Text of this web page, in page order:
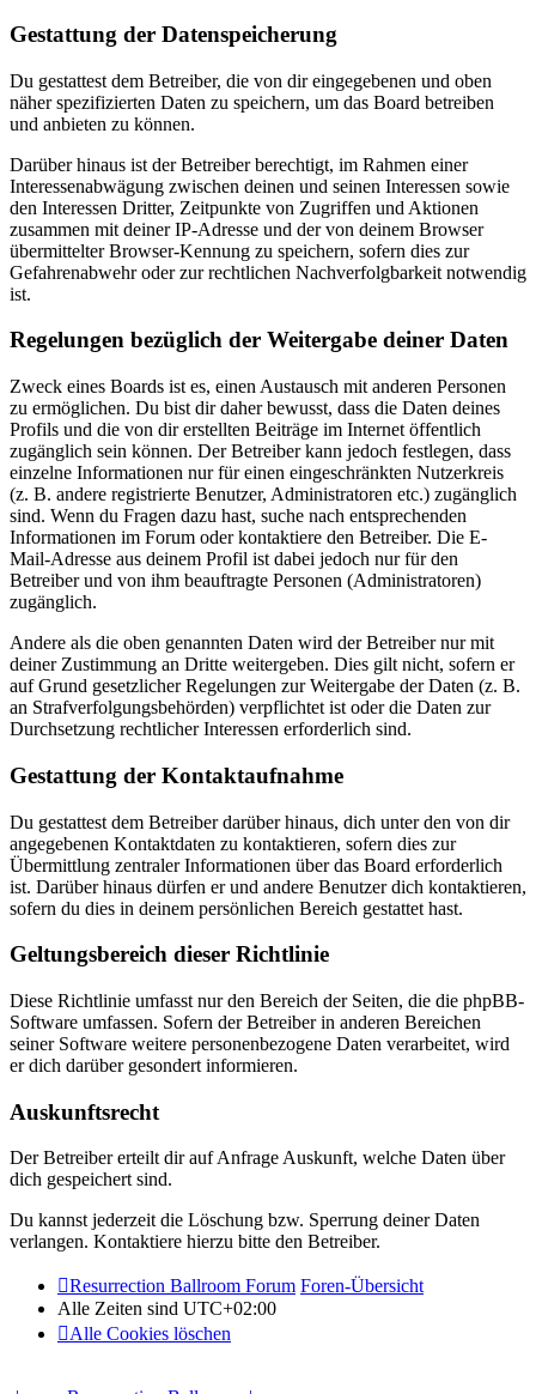
Gestattung der Datenspeicherung
Du gestattest dem Betreiber, die von dir eingegebenen und oben
näher spezifizierten Daten zu speichern, um das Board betreiben
und anbieten zu können.
Darüber hinaus ist der Betreiber berechtigt, im Rahmen einer
Interessenabwägung zwischen deinen und seinen Interessen sowie
den Interessen Dritter, Zeitpunkte von Zugriffen und Aktionen
zusammen mit deiner IP-Adresse und der von deinem Browser
übermittelter Browser-Kennung zu speichern, sofern dies zur
Gefahrenabwehr oder zur rechtlichen Nachverfolgbarkeit notwendig
ist.
Regelungen bezüglich der Weitergabe deiner Daten
Zweck eines Boards ist es, einen Austausch mit anderen Personen
zu ermöglichen. Du bist dir daher bewusst, dass die Daten deines
Profils und die von dir erstellten Beiträge im Internet öffentlich
zugänglich sein können. Der Betreiber kann jedoch festlegen, dass
einzelne Informationen nur für einen eingeschränkten Nutzerkreis
(z. B. andere registrierte Benutzer, Administratoren etc.) zugänglich
sind. Wenn du Fragen dazu hast, suche nach entsprechenden
Informationen im Forum oder kontaktiere den Betreiber. Die E-
Mail-Adresse aus deinem Profil ist dabei jedoch nur für den
Betreiber und von ihm beauftragte Personen (Administratoren)
zugänglich.
Andere als die oben genannten Daten wird der Betreiber nur mit
deiner Zustimmung an Dritte weitergeben. Dies gilt nicht, sofern er
auf Grund gesetzlicher Regelungen zur Weitergabe der Daten (z. B.
an Strafverfolgungsbehörden) verpflichtet ist oder die Daten zur
Durchsetzung rechtlicher Interessen erforderlich sind.
Gestattung der Kontaktaufnahme
Du gestattest dem Betreiber darüber hinaus, dich unter den von dir
angegebenen Kontaktdaten zu kontaktieren, sofern dies zur
Übermittlung zentraler Informationen über das Board erforderlich
ist. Darüber hinaus dürfen er und andere Benutzer dich kontaktieren,
sofern du dies in deinem persönlichen Bereich gestattet hast.
Geltungsbereich dieser Richtlinie
Diese Richtlinie umfasst nur den Bereich der Seiten, die die phpBB-
Software umfassen. Sofern der Betreiber in anderen Bereichen
seiner Software weitere personenbezogene Daten verarbeitet, wird
er dich darüber gesondert informieren.
Auskunftsrecht
Der Betreiber erteilt dir auf Anfrage Auskunft, welche Daten über
dich gespeichert sind.
Du kannst jederzeit die Löschung bzw. Sperrung deiner Daten
verlangen. Kontaktiere hierzu bitte den Betreiber.
Resurrection Ballroom Forum Foren-Übersicht
Alle Zeiten sind UTC+02:00
Alle Cookies löschen